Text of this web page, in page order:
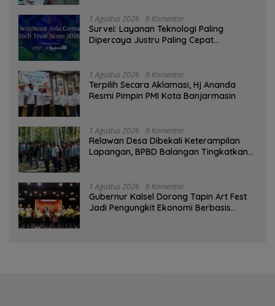
1 Agustus 2026 0 Komentar
Survei: Layanan Teknologi Paling
Dipercaya Justru Paling Cepat
1 Agustus 2026 0 Komentar
‎Terpilih Secara Aklamasi, Hj Ananda
Resmi Pimpin PMI Kota Banjarmasin
1 Agustus 2026 0 Komentar
Relawan Desa Dibekali Keterampilan
Lapangan, BPBD Balangan Tingkatkan
1 Agustus 2026 0 Komentar
Gubernur Kalsel Dorong Tapin Art Fest
Jadi Pengungkit Ekonomi Berbasis